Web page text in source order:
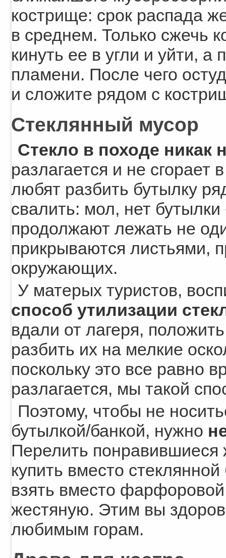
кострище: срок распада
в среднем. Только сжечь
кинуть ее в угли и уйти, а
пламени. После чего
и сложите рядом с
Стеклянный мусор
Стекло в походе никак
разлагается и не
любят разбить бутылку
свалить: мол, нет
продолжают лежать не
прикрываются листьями,
окружающих.
У матерых туристов,
способ утилизации
вдали от лагеря,
разбить их на мелкие
поскольку это все равно
разлагается, мы такой
Поэтому, чтобы не
бутылкой/банкой, нужно
Перелить понравившиеся
купить вместо
взять вместо
жестяную. Этим вы
любимым горам.